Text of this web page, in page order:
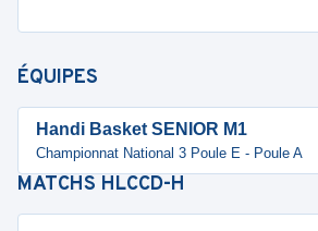
ÉQUIPES
Handi Basket SENIOR M1
Championnat National 3 Poule E - Poule A
MATCHS HLCCD-H